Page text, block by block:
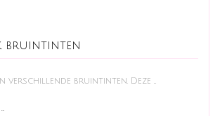
bruintinten
verschillende bruintinten. Deze ...